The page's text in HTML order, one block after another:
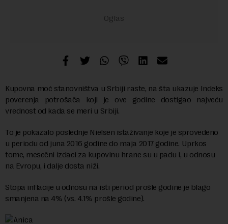
Kupovna moć stanovništva u Srbiji raste, na šta ukazuje Indeks
poverenja potrošača koji je ove godine dostigao najveću
vrednost od kada se meri u Srbiji.
To je pokazalo poslednje Nielsen istaživanje koje je sprovedeno
u periodu od juna 2016 godine do maja 2017 godine. Uprkos
tome, mesečni izdaci za kupovinu hrane su u padu i, u odnosu
na Evropu, i dalje dosta niži.
Stopa inflacije u odnosu na isti period prošle godine je blago
smanjena na 4% (vs. 4.1% prošle godine).